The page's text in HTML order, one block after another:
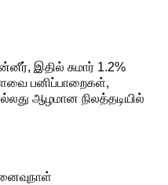
இதில் சுமார் 1.2%
பனிப்பாறைகள்,
ஆழமான நிலத்தடியில்